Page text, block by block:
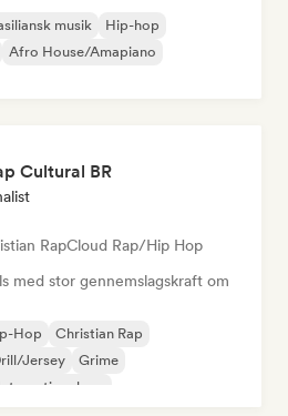
musik
Hip-hop
Afro House/Amapiano
Cultural BR
RapCloud Rap/Hip Hop
med stor gennemslagskraft om
Hop
Christian Rap
Jersey
Grime
rap